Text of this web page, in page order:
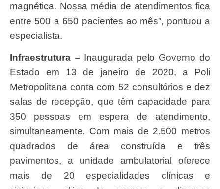
magnética. Nossa média de atendimentos fica
entre 500 a 650 pacientes ao mês”, pontuou a
especialista.
Infraestrutura – Inaugurada pelo Governo do
Estado em 13 de janeiro de 2020, a Poli
Metropolitana conta com 52 consultórios e dez
salas de recepção, que têm capacidade para
350 pessoas em espera de atendimento,
simultaneamente. Com mais de 2.500 metros
quadrados de área construída e três
pavimentos, a unidade ambulatorial oferece
mais de 20 especialidades clínicas e